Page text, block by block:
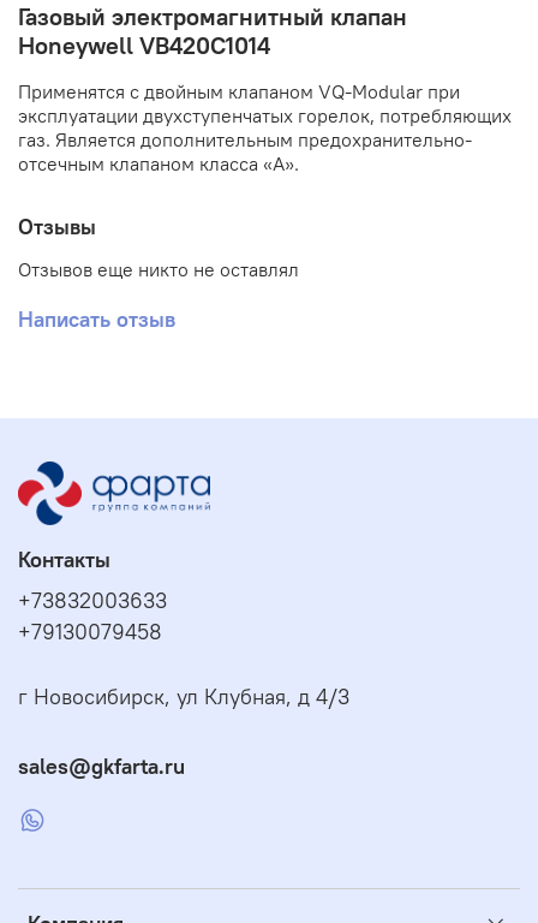
Газовый электромагнитный клапан
Honeywell VB420C1014
Применятся с двойным клапаном VQ-Modular при
эксплуатации двухступенчатых горелок, потребляющих
газ. Является дополнительным предохранительно-
отсечным клапаном класса «А».
Отзывы
Отзывов еще никто не оставлял
Написать отзыв
Контакты
+73832003633
+79130079458
г Новосибирск, ул Клубная, д 4/3
sales@gkfarta.ru